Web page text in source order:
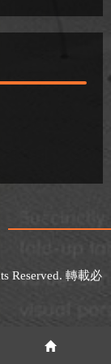
Reserved. 轉載必